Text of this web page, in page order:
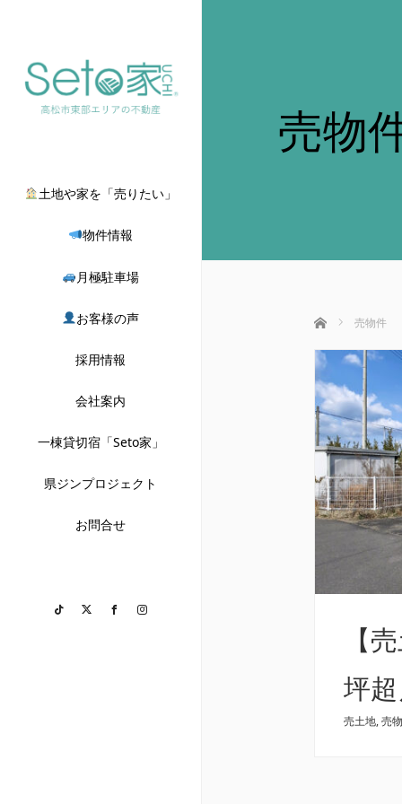
土地や家を「売りたい」
物件情報
月極駐車場
お客様の声
採用情報
会社案内
一棟貸切宿「Seto家」
県ジンプロジェクト
お問合せ
TikTokTwitterFacebook
売物
ホーム 売物件
【
坪
売土地,売